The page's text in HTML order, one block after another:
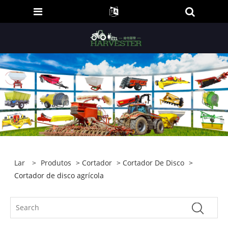
Lar > Produtos > Cortador > Cortador De Disco >
Cortador de disco agrícola